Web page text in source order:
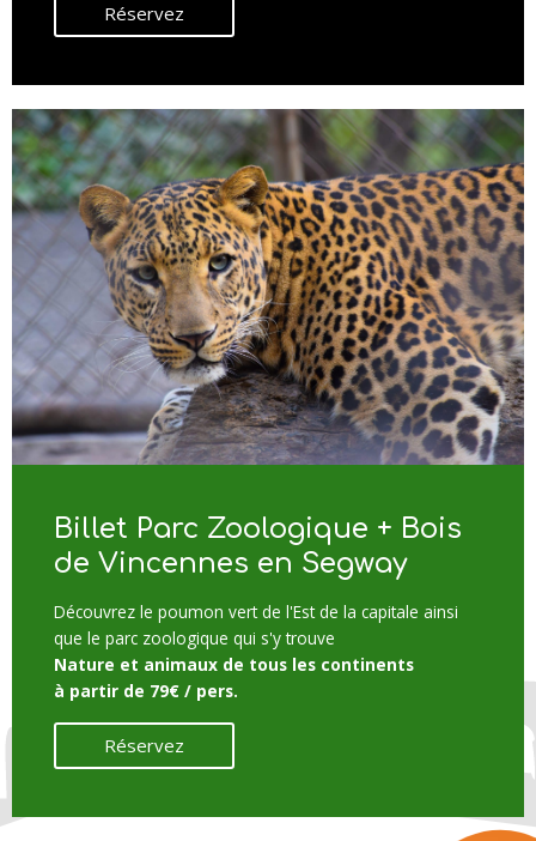
Réservez
Billet Parc Zoologique + Bois
de Vincennes en Segway
Découvrez le poumon vert de l'Est de la capitale ainsi
que le parc zoologique qui s'y trouve
Nature et animaux de tous les continents
à partir de 79€ / pers.
Réservez